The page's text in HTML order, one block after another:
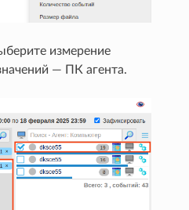
измерение
— ПК агента.